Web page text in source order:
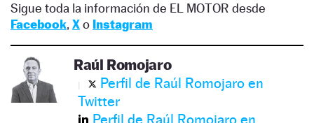
Sigue toda la información de EL MOTOR desde
Facebook, Xo Instagram
Raúl Romojaro
Perfil de Raúl Romojaro en
Twitter